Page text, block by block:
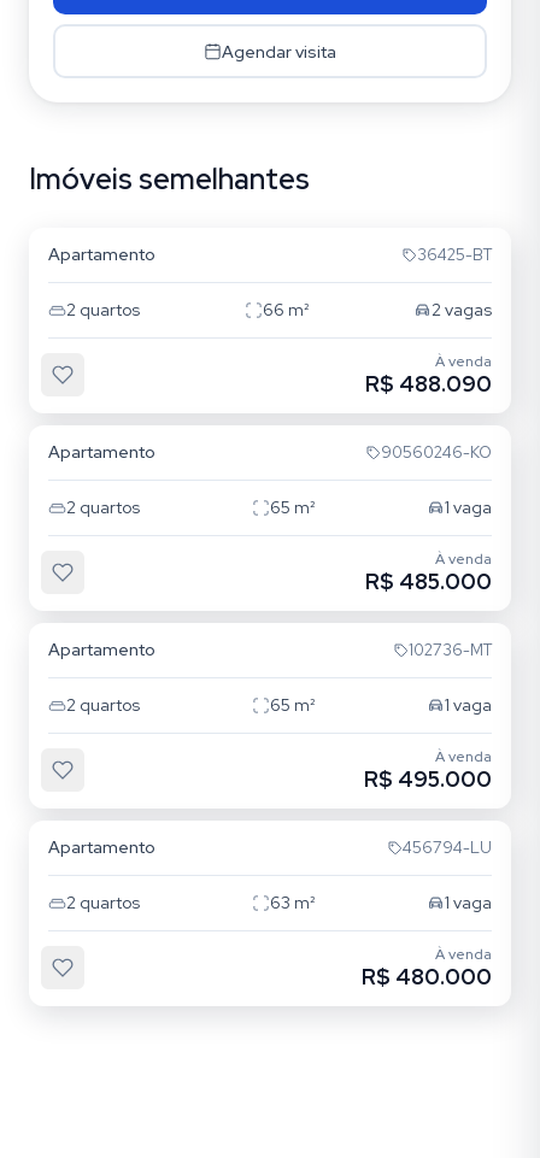
Agendar visita
Imóveis semelhantes
Tristeza
Apartamento 36425-BT
2 quartos 66 m² 2vagas
À venda
R$ 488.090
Apartamento 90560246-KO
2 quartos 65 m² 1 vaga
À venda
R$ 485.000
Apartamento 102736-MT
2 quartos 65 m² 1 vaga
À venda
R$ 495.000
Apartamento 456794-LU
2 quartos 63 m² 1 vaga
À venda
R$ 480.000